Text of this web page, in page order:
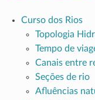
Curso dos Rios
Topologia
Tempo de
Canais entre
Seções de rio
Afluências